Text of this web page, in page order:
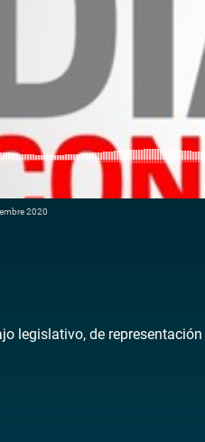
2020
legislativo, de